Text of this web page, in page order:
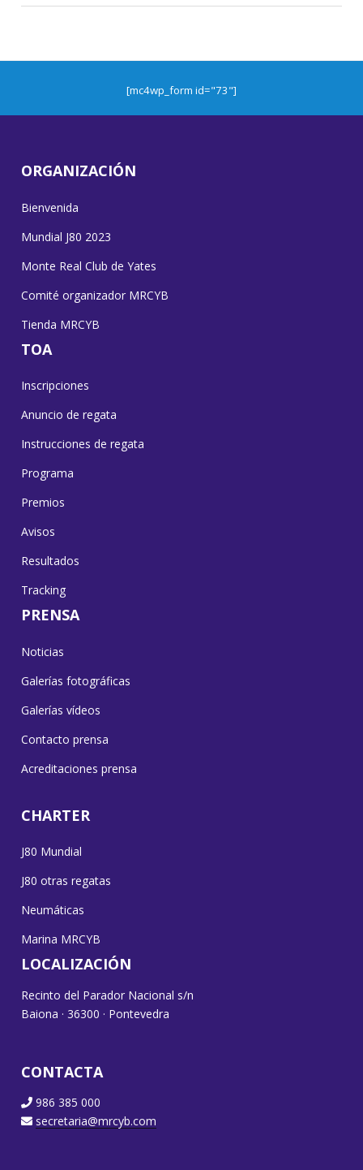
[mc4wp_form id="73"]
ORGANIZACIÓN
Bienvenida
Mundial J80 2023
Monte Real Club de Yates
Comité organizador MRCYB
Tienda MRCYB
TOA
Inscripciones
Anuncio de regata
Instrucciones de regata
Programa
Premios
Avisos
Resultados
Tracking
PRENSA
Noticias
Galerías fotográficas
Galerías vídeos
Contacto prensa
Acreditaciones prensa
CHARTER
J80 Mundial
J80 otras regatas
Neumáticas
Marina MRCYB
LOCALIZACIÓN
Recinto del Parador Nacional s/n
Baiona · 36300 · Pontevedra
CONTACTA
986 385 000
secretaria@mrcyb.com